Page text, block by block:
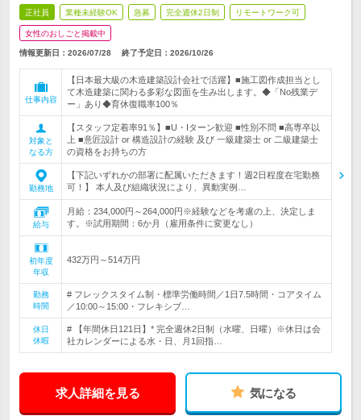
正社員 業種未経験OK 急募 完全週休2日制 リモートワーク可
女性のおしごと掲載中
情報更新日：2026/07/28 終了予定日： 2026/10/26
仕事内容
【日本最大級の木造建築設計会社で活躍】■施工図作成担当とし
て木造建築に関わる多彩な図面を生み出します。◆「No残業デ
ー」あり◆育休復職率100％
対象と
なる方
【スタッフ定着率91％】■U・Iターン歓迎 ■性別不問 ■高専卒以
上 ■意匠設計 or 構造設計の経験 及び 一級建築士 or 二級建築士
の資格をお持ちの方
勤務地
【下記いずれかの部署に配属いただきます！週2日程度在宅勤務
可！】 本人及び組織状況により、異動実例…
給与
月給：234,000円～264,000円※経験などを考慮の上、決定しま
す。※試用期間：6か月（雇用条件に変更なし）
初年度
年収
432万円～514万円
勤務
時間
# フレックスタイム制・標準労働時間／1日7.5時間・コアタイム
／10:00～15:00・フレキシブ…
休日
休暇
# 【年間休日121日】* 完全週休2日制（水曜、日曜）※休日は会
社カレンダーによる水・日、月1回指…
求人詳細を見る 気になる